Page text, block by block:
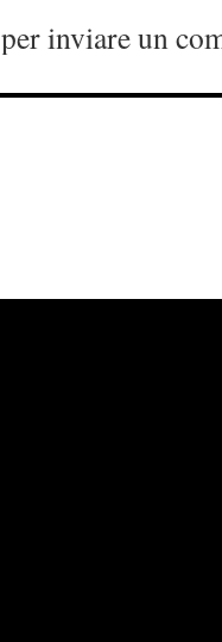
per inviare un